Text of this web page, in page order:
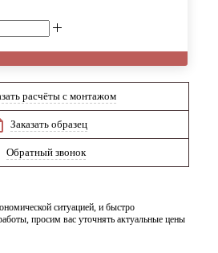
расчёты с монтажом
Заказать образец
Обратный звонок
ситуацией, и быстро
просим вас уточнять актуальные цены